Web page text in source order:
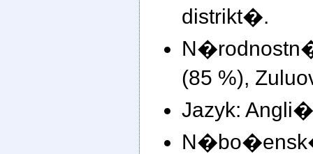
distrikt�.
(85 %),
Jazyk: